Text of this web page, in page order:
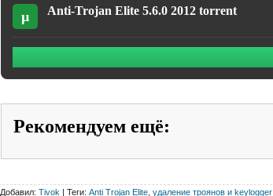
µ Anti-Trojan Elite 5.6.0 2012 torrent
Рекомендуем ещё:
Добавил: Tivok | Теги: Anti Trojan Elite удаление троянов и keylogger